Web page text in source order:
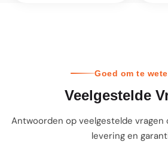
Goed om te
Veelgestelde
Antwoorden op veelgestelde
levering en